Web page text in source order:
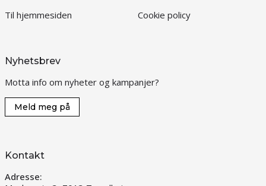
Til hjemmesiden Cookie policy
Nyhetsbrev
Motta info om nyheter og kampanjer?
Meld meg på
Kontakt
Adresse: